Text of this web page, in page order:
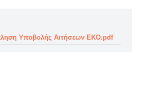
Υποβολής Αιτήσεων EKO.pdf